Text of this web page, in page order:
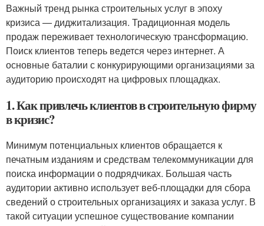
Важный тренд рынка строительных услуг в эпоху
кризиса — диджитализация. Традиционная модель
продаж переживает технологическую трансформацию.
Поиск клиентов теперь ведется через интернет. А
основные баталии с конкурирующими организациями за
аудиторию происходят на цифровых площадках.
1. Как привлечь клиентов в строительную фирму
в кризис?
Минимум потенциальных клиентов обращается к
печатным изданиям и средствам телекоммуникации для
поиска информации о подрядчиках. Большая часть
аудитории активно использует веб-площадки для сбора
сведений о строительных организациях и заказа услуг. В
такой ситуации успешное существование компании